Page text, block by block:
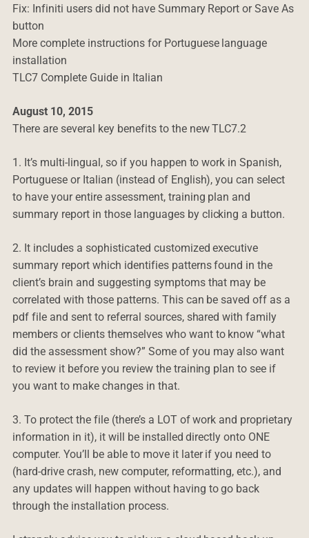
Fix: Infiniti users did not have Summary Report or Save As
button
More complete instructions for Portuguese language
installation
TLC7 Complete Guide in Italian
August 10, 2015
There are several key benefits to the new TLC7.2
1. It’s multi-lingual, so if you happen to work in Spanish,
Portuguese or Italian (instead of English), you can select
to have your entire assessment, training plan and
summary report in those languages by clicking a button.
2. It includes a sophisticated customized executive
summary report which identifies patterns found in the
client’s brain and suggesting symptoms that may be
correlated with those patterns. This can be saved off as a
pdf file and sent to referral sources, shared with family
members or clients themselves who want to know “what
did the assessment show?” Some of you may also want
to review it before you review the training plan to see if
you want to make changes in that.
3. To protect the file (there’s a LOT of work and proprietary
information in it), it will be installed directly onto ONE
computer. You’ll be able to move it later if you need to
(hard-drive crash, new computer, reformatting, etc.), and
any updates will happen without having to go back
through the installation process.